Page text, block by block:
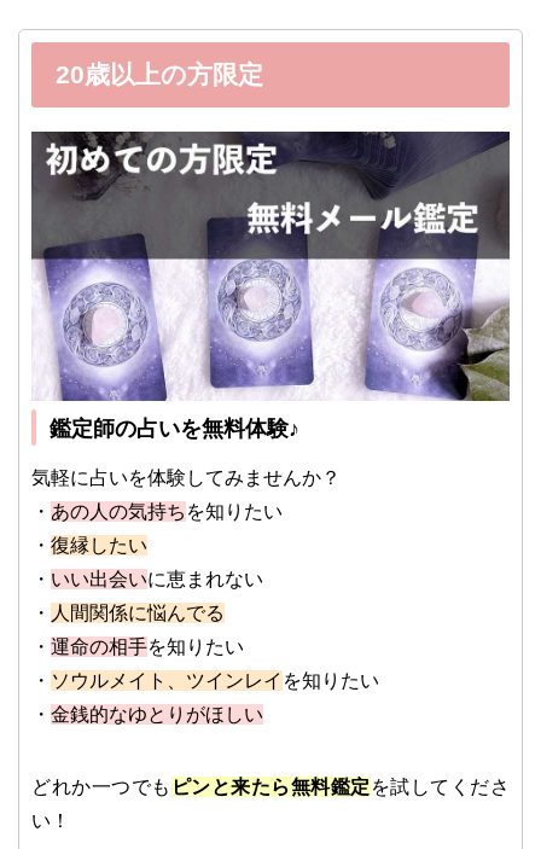
20歳以上の方限定
鑑定師の占いを無料体験♪
気軽に占いを体験してみませんか？
・ あの人の気持ち を知りたい
・ 復縁したい
・ いい出会いに恵まれない
・ 人間関係に悩んでる
・ 運命の相手を知りたい
・ ソウルメイト、ツインレイ を知りたい
・ 金銭的なゆとりがほしい
どれか一つでも ピンと来たら無料鑑定 を試してくださ
い！